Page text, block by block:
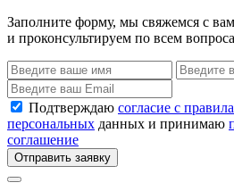
Заполните форму, мы свяжемся с
и проконсультируем по всем
Подтверждаю согласие с
персональных данных и принимаю
соглашение
Отправить заявку